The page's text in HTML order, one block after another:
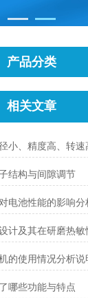
产品分类
相关文章
结构与间隙调节
电池性能的影响分
的使用情况分析说
哪些功能与特点